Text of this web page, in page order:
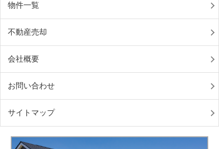
物件一覧
不動産売却
会社概要
お問い合わせ
サイトマップ